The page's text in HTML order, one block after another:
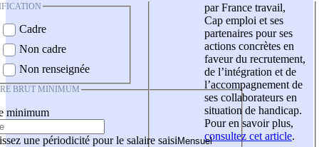
Cadre
Non cadre
Non renseignée
BRUT MINIMUM
minimum
une périodicité pour le salaire saisi
par France travail,
Cap emploi et ses
partenaires pour ses
actions concrètes en
faveur du recrutement,
de l’intégration et de
l’accompagnement de
ses collaborateurs en
situation de handicap.
Pour en savoir plus,
consultez cet article.